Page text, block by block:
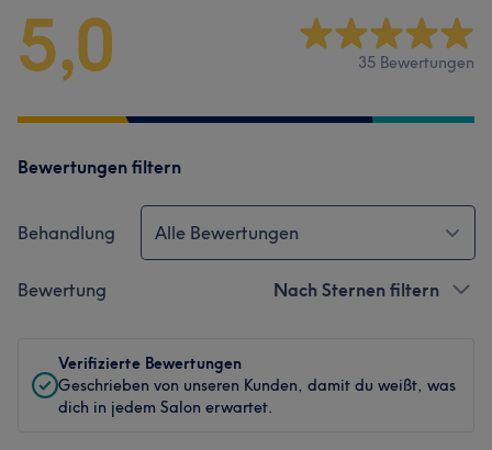
5,0 35 Bewertungen
Bewertungen filtern
Behandlung Alle Bewertungen
Bewertung Nach Sternen filtern
Verifizierte Bewertungen
Geschrieben von unseren Kunden, damit du weißt, was
dich in jedem Salon erwartet.